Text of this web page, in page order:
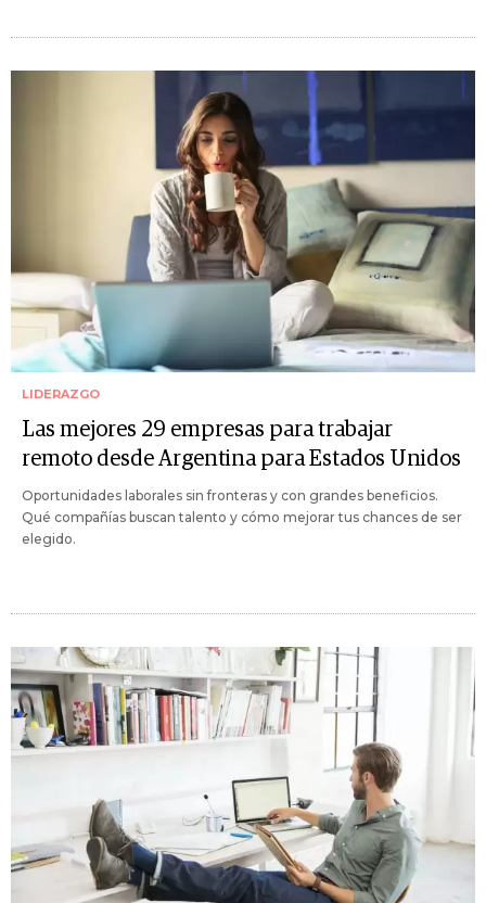
LIDERAZGO
Las mejores 29 empresas para trabajar
remoto desde Argentina para Estados Unidos
Oportunidades laborales sin fronteras y con grandes beneficios.
Qué compañías buscan talento y cómo mejorar tus chances de ser
elegido.